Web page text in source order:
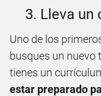
3. Lleva
Uno de los
busques un nuevo
tienes un
estar preparado